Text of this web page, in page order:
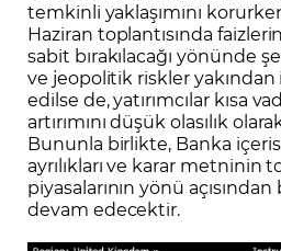
temkinli yaklaşımını
Haziran toplantısında
sabit bırakılacağı yönünde
ve jeopolitik riskler
edilse de, yatırımcılar kısa
artırımını düşük olasılık
Bununla birlikte, Banka
ayrılıkları ve karar metninin
piyasalarının yönü
devam edecektir.